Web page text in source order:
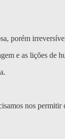
porém
e as lições de
nos